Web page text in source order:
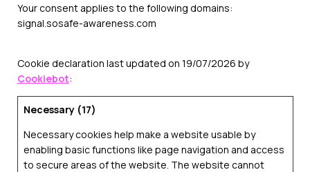
Your consent applies to the following domains:
signal.sosafe-awareness.com
Cookie declaration last updated on 19/07/2026 by
Cookiebot:
Necessary (17)
Necessary cookies help make a website usable by
enabling basic functions like page navigation and access
to secure areas of the website. The website cannot